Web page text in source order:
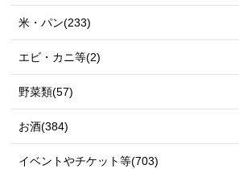
米・パン(233)
エビ・カニ等(2)
野菜類(57)
お酒(384)
イベントやチケット等(703)